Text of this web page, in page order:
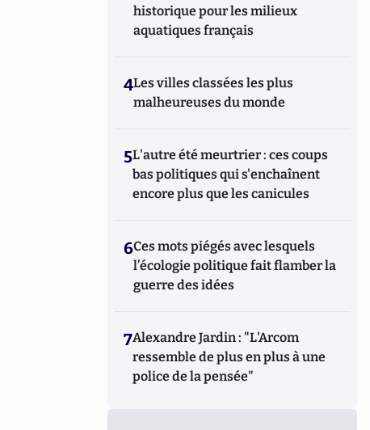
historique pour les milieux
aquatiques français
4Les villes classées les plus
malheureuses du monde
5L'autre été meurtrier : ces coups
bas politiques qui s'enchaînent
encore plus que les canicules
6Ces mots piégés avec lesquels
l’écologie politique fait flamber la
guerre des idées
7Alexandre Jardin : "L'Arcom
ressemble de plus en plus à une
police de la pensée"